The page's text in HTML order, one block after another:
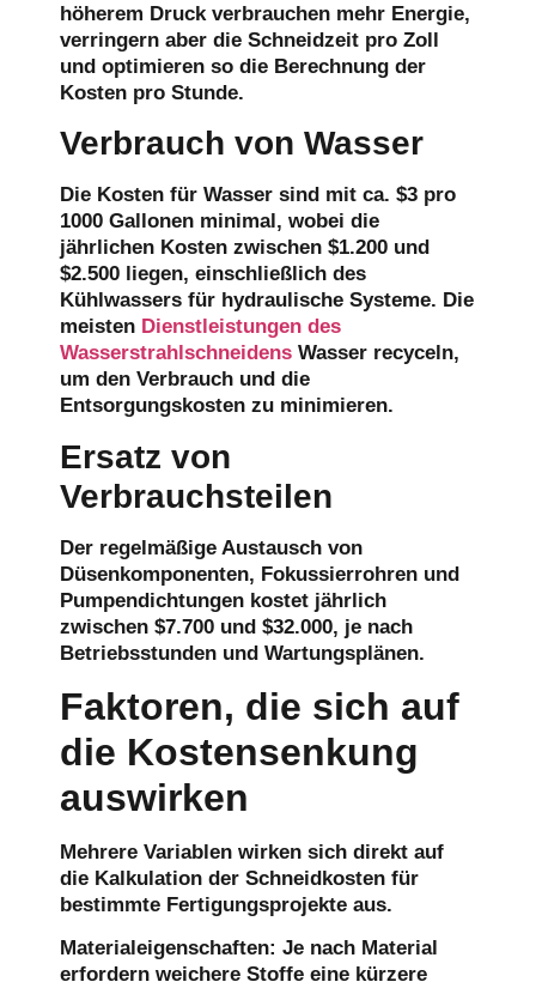
höherem Druck verbrauchen mehr Energie,
verringern aber die Schneidzeit pro Zoll
und optimieren so die Berechnung der
Kosten pro Stunde.
Verbrauch von Wasser
Die Kosten für Wasser sind mit ca. $3 pro
1000 Gallonen minimal, wobei die
jährlichen Kosten zwischen $1.200 und
$2.500 liegen, einschließlich des
Kühlwassers für hydraulische Systeme. Die
meisten Dienstleistungen des
Wasserstrahlschneidens Wasser recyceln,
um den Verbrauch und die
Entsorgungskosten zu minimieren.
Ersatz von
Verbrauchsteilen
Der regelmäßige Austausch von
Düsenkomponenten, Fokussierrohren und
Pumpendichtungen kostet jährlich
zwischen $7.700 und $32.000, je nach
Betriebsstunden und Wartungsplänen.
Faktoren, die sich auf
die Kostensenkung
auswirken
Mehrere Variablen wirken sich direkt auf
die Kalkulation der Schneidkosten für
bestimmte Fertigungsprojekte aus.
Materialeigenschaften: Je nach Material
erfordern weichere Stoffe eine kürzere